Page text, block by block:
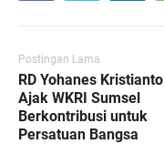
Postingan Lama
RD Yohanes Kristianto
Ajak WKRI Sumsel
Berkontribusi untuk
Persatuan Bangsa